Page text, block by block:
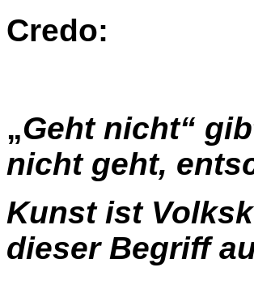
Credo:
„Geht nicht“
nicht geht,
Kunst ist
dieser Begriff